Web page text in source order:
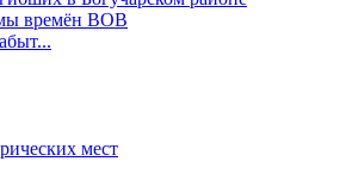
времён ВОВ
мест